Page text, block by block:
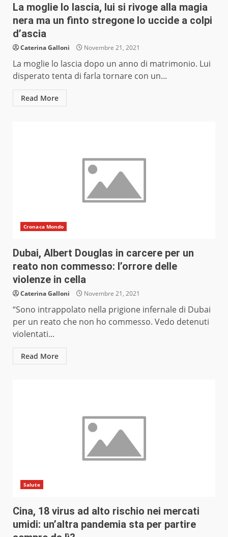
La moglie lo lascia, lui si rivoge alla magia
nera ma un finto stregone lo uccide a colpi
d’ascia
Caterina Galloni Novembre 21, 2021
La moglie lo lascia dopo un anno di matrimonio. Lui
disperato tenta di farla tornare con un...
Read More
Cronaca Mondo
Dubai, Albert Douglas in carcere per un
reato non commesso: l’orrore delle
violenze in cella
Caterina Galloni Novembre 21, 2021
“Sono intrappolato nella prigione infernale di Dubai
per un reato che non ho commesso. Vedo detenuti
violentati...
Read More
Salute
Cina, 18 virus ad alto rischio nei mercati
umidi: un’altra pandemia sta per partire